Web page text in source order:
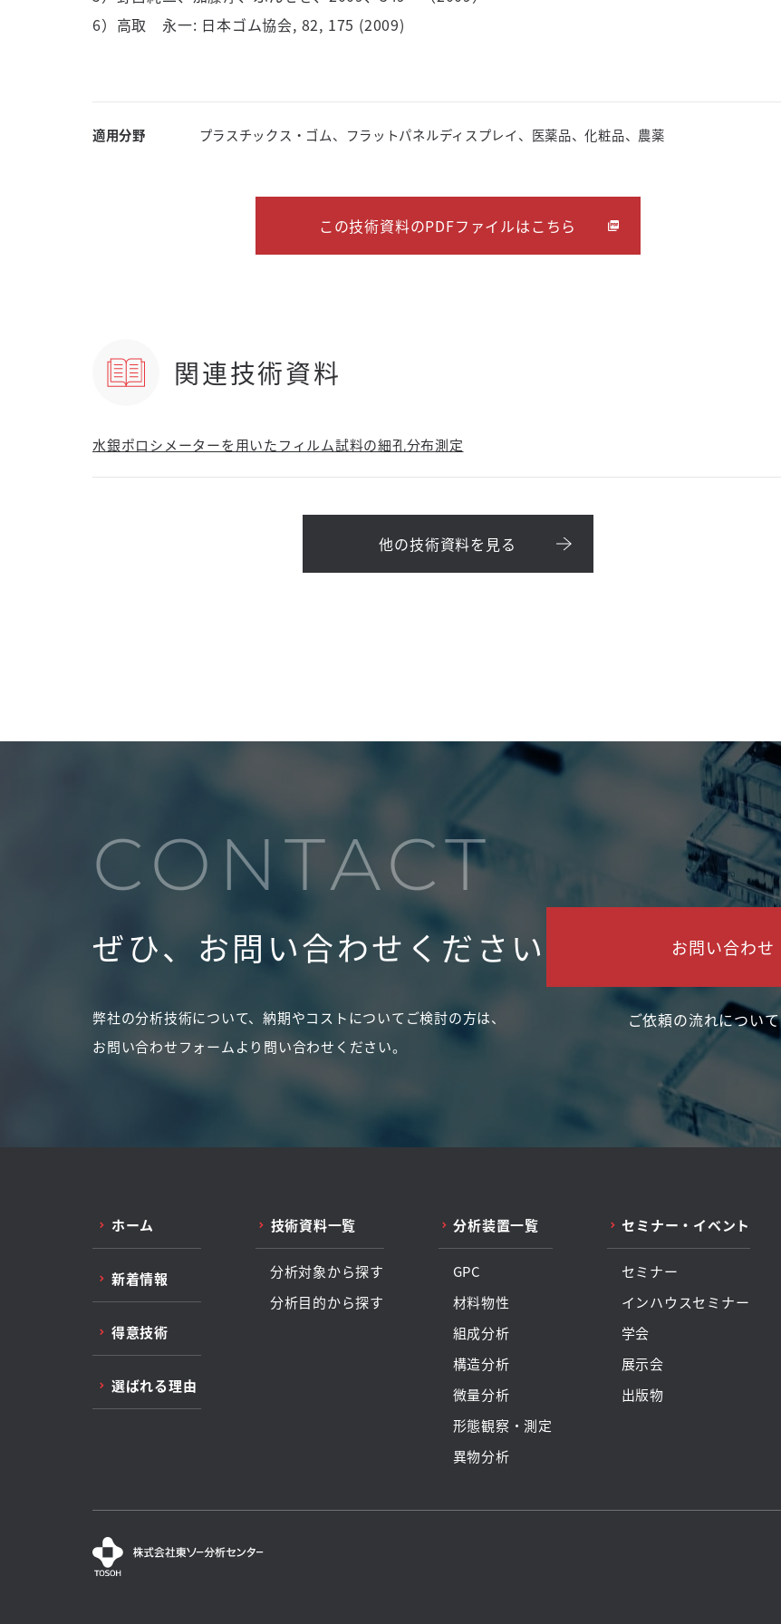
6）高取 永一: 日本ゴム協会, 82, 175 (2009)
適用分野 プラスチックス・ゴム、フラットパネルディスプレイ、医薬品、化粧品、農薬
この技術資料のPDFファイルはこちら
関連技術資料
水銀ポロシメーターを用いたフィルム試料の細孔分布測定
他の技術資料を見る
CONTACT
ぜひ、お問い合わせください
弊社の分析技術について、納期やコストについてご検討の方は、
お問い合わせフォームより問い合わせください。
お問い合わせ
ご依頼の流れについて
ホーム
新着情報
得意技術
選ばれる理由
技術資料一覧
分析対象から探す
分析目的から探す
分析装置一覧
GPC
材料物性
組成分析
構造分析
微量分析
形態観察・測定
異物分析
セミナー・イベント
セミナー
インハウスセミナー
学会
展示会
出版物